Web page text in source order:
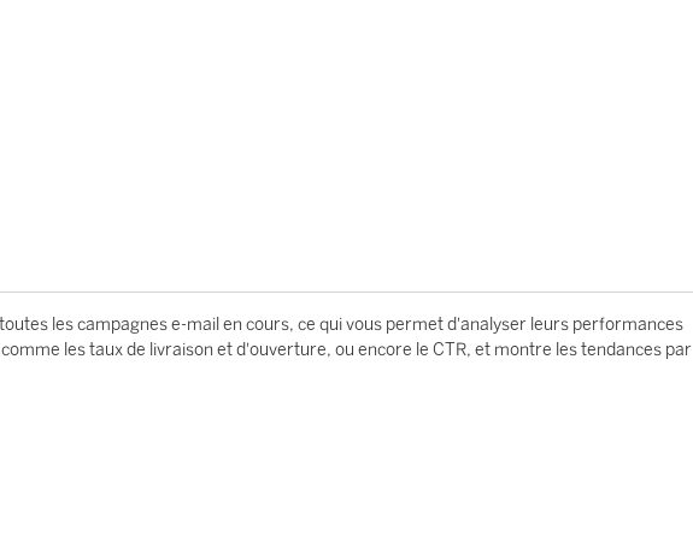
les campagnes e-mail en cours, ce qui vous permet d'analyser leurs performances
les taux de livraison et d'ouverture, ou encore le CTR, et montre les tendances par